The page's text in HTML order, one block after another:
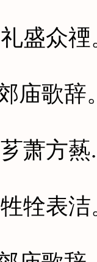
众禋
歌辞
方爇.
表洁